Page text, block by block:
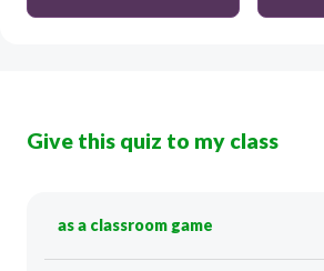
Give this quiz to my class
as a classroom game